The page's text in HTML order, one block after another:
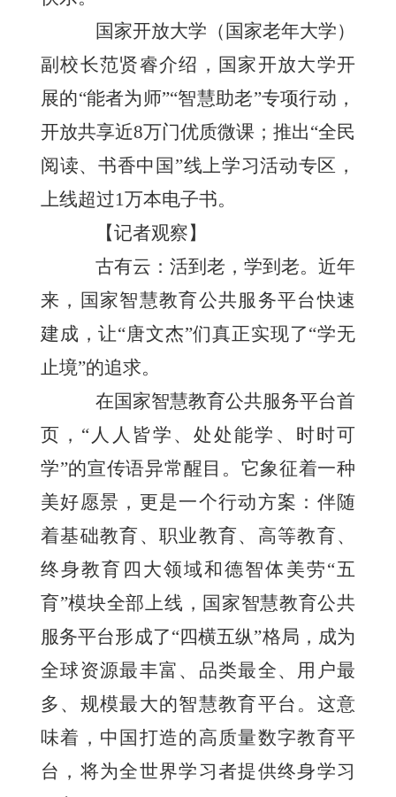
国家开放大学（国家老年大学）
副校长范贤睿介绍，国家开放大学开
展的“能者为师”“智慧助老”专项行动，
开放共享近8万门优质微课；推出“全民
阅读、书香中国”线上学习活动专区，
上线超过1万本电子书。
【记者观察】
古有云：活到老，学到老。近年
来，国家智慧教育公共服务平台快速
建成，让“唐文杰”们真正实现了“学无
止境”的追求。
在国家智慧教育公共服务平台首
页，“人人皆学、处处能学、时时可
学”的宣传语异常醒目。它象征着一种
美好愿景，更是一个行动方案：伴随
着基础教育、职业教育、高等教育、
终身教育四大领域和德智体美劳“五
育”模块全部上线，国家智慧教育公共
服务平台形成了“四横五纵”格局，成为
全球资源最丰富、品类最全、用户最
多、规模最大的智慧教育平台。这意
味着，中国打造的高质量数字教育平
台，将为全世界学习者提供终身学习